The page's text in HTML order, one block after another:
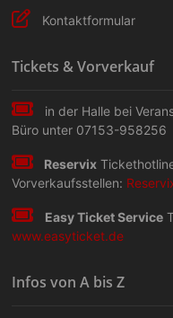
Kontaktformular
Tickets & Vorverkauf
in der Halle bei
Büro unter 07153-958256
Reservix
Vorverkaufsstellen:
Easy Ticket Service
www.easyticket.de
Infos von A bis Z